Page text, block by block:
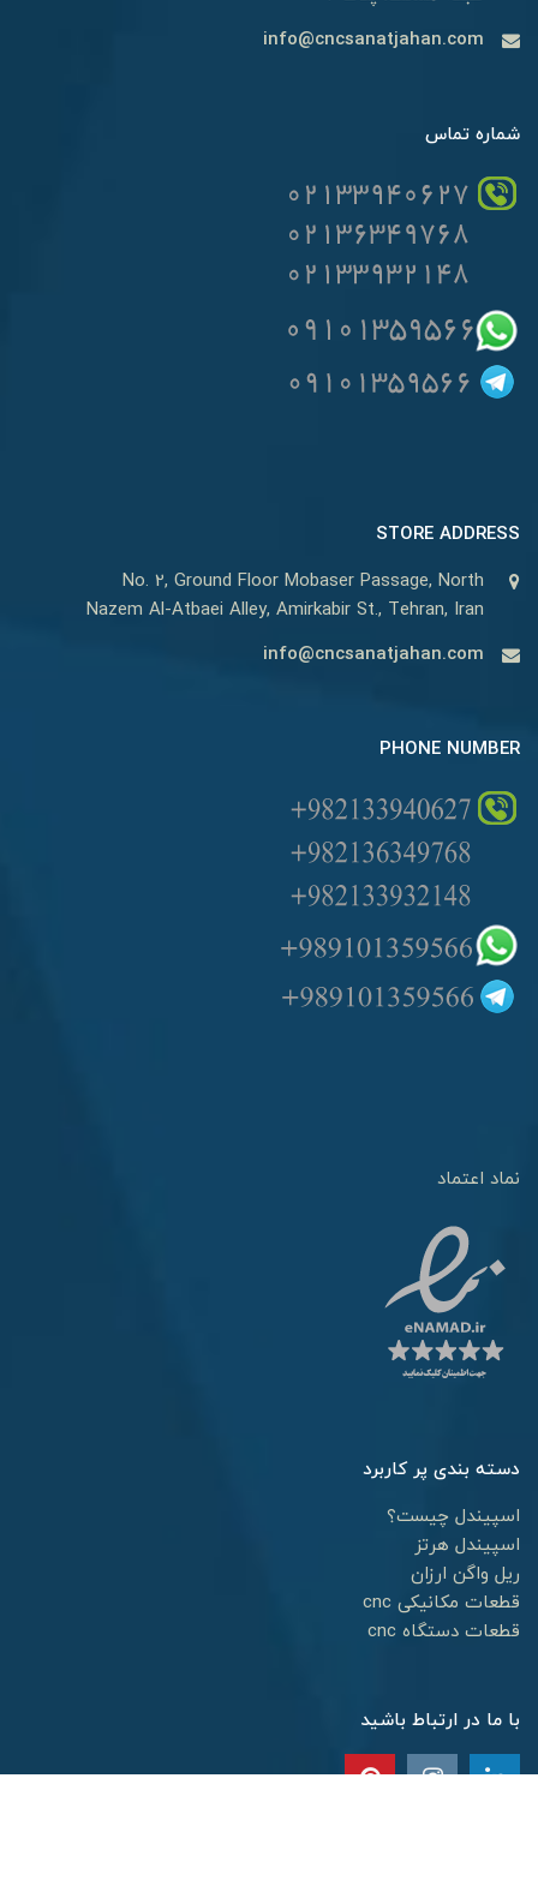
info@cncsanatjahan.com
شماره تماس
STORE ADDRESS
No. 2, Ground Floor Mobaser Passage, North
Nazem Al-Atbaei Alley, Amirkabir St., Tehran, Iran
info@cncsanatjahan.com
PHONE NUMBER
نماد اعتماد
دسته بندی پر کاربرد
اسپیندل چیست؟
اسپیندل هرتز
ریل واگن ارزان
قطعات مکانیکی cnc
قطعات دستگاه cnc
با ما در ارتباط باشید